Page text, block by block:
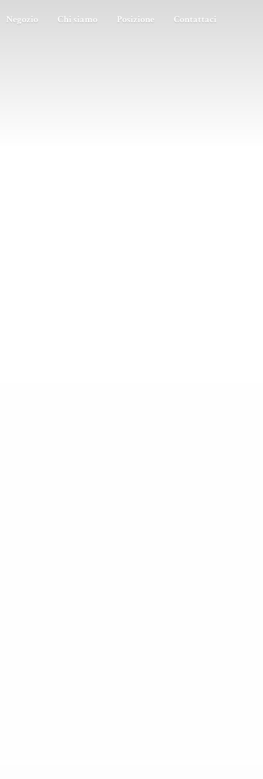
Negozio Chi siamo Posizione Contattaci